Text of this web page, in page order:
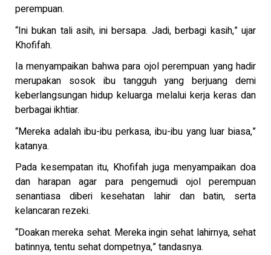
perempuan.
“Ini bukan tali asih, ini bersapa. Jadi, berbagi kasih,” ujar
Khofifah.
Ia menyampaikan bahwa para ojol perempuan yang hadir
merupakan sosok ibu tangguh yang berjuang demi
keberlangsungan hidup keluarga melalui kerja keras dan
berbagai ikhtiar.
“Mereka adalah ibu-ibu perkasa, ibu-ibu yang luar biasa,”
katanya.
Pada kesempatan itu, Khofifah juga menyampaikan doa
dan harapan agar para pengemudi ojol perempuan
senantiasa diberi kesehatan lahir dan batin, serta
kelancaran rezeki.
“Doakan mereka sehat. Mereka ingin sehat lahirnya, sehat
batinnya, tentu sehat dompetnya,” tandasnya.